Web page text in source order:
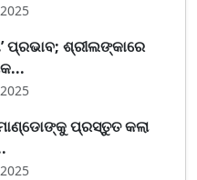
ପ୍ରଭାବ; ଶ୍ରୀଲଙ୍କାରେ
ପ୍ରସ୍ତୁତ କଲା